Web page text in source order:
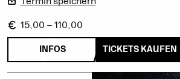
15,00 – 110,00
INFOS TICKETS KAUFEN